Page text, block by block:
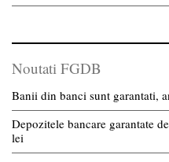
Noutati FGDB
Banii din banci sunt garantati,
Depozitele bancare garantate
lei